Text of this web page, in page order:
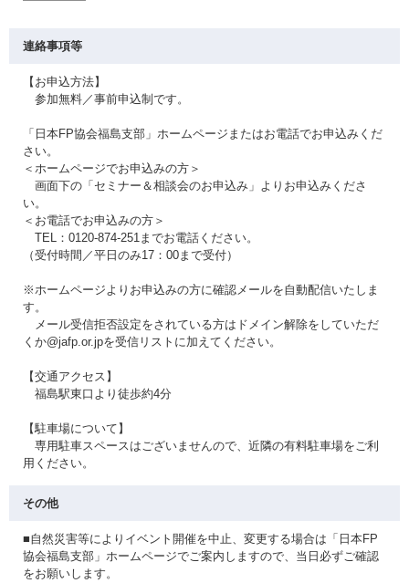
連絡事項等
【お申込方法】
参加無料／事前申込制です。
「日本FP協会福島支部」ホームページまたはお電話でお申込みくだ
さい。
＜ホームページでお申込みの方＞
画面下の「セミナー＆相談会のお申込み」よりお申込みくださ
い。
＜お電話でお申込みの方＞
TEL：0120-874-251までお電話ください。
（受付時間／平日のみ17：00まで受付）
※ホームページよりお申込みの方に確認メールを自動配信いたしま
す。
メール受信拒否設定をされている方はドメイン解除をしていただ
くか@jafp.or.jpを受信リストに加えてください。
【交通アクセス】
福島駅東口より徒歩約4分
【駐車場について】
専用駐車スペースはございませんので、近隣の有料駐車場をご利
用ください。
その他
■自然災害等によりイベント開催を中止、変更する場合は「日本FP
協会福島支部」ホームページでご案内しますので、当日必ずご確認
をお願いします。